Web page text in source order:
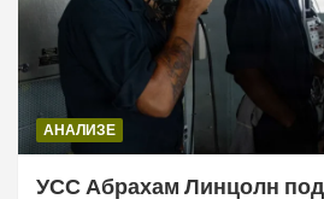
АНАЛИЗЕ
УСС Абрахам Линцолн под